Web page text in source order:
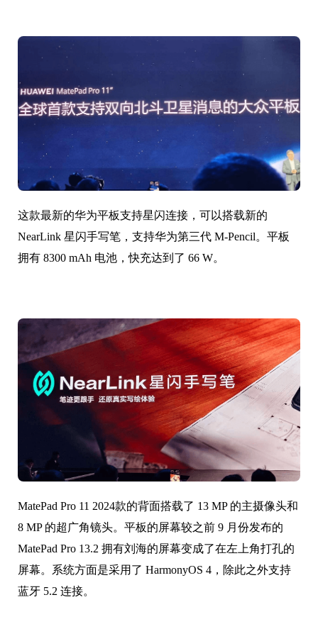
这款最新的华为平板支持星闪连接，可以搭载新的
NearLink 星闪手写笔，支持华为第三代 M-Pencil。平板
拥有 8300 mAh 电池，快充达到了 66 W。
MatePad Pro 11 2024款的背面搭载了 13 MP 的主摄像头和
8 MP 的超广角镜头。平板的屏幕较之前 9 月份发布的
MatePad Pro 13.2 拥有刘海的屏幕变成了在左上角打孔的
屏幕。系统方面是采用了 HarmonyOS 4，除此之外支持
蓝牙 5.2 连接。